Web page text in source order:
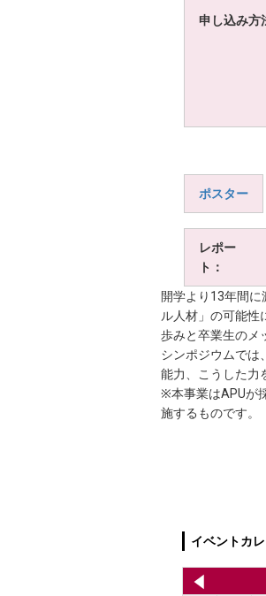
申し込み方
ポスター
レポー
ト：
開学より13年間
ル人材」の可能性
歩みと卒業生のメ
シンポジウムでは
能力、こうした力
※本事業はAPUが
施するものです。
イベントカ